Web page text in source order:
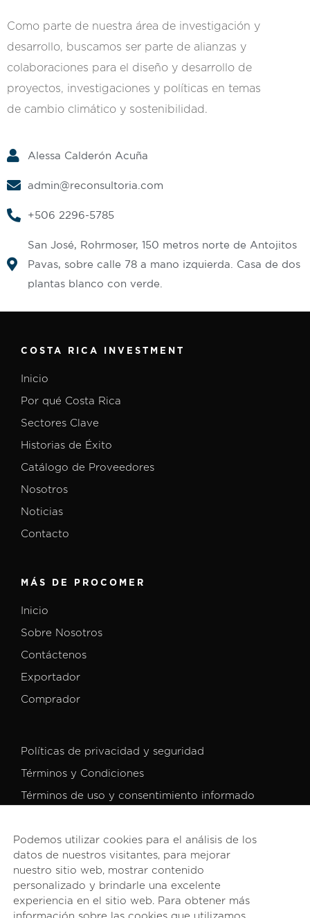
Como parte de nuestra área de investigación y
desarrollo, buscamos ser parte de alianzas y
colaboraciones para el diseño y desarrollo de
proyectos, investigaciones y políticas en temas
de cambio climático y sostenibilidad.
Alessa Calderón Acuña
admin@reconsultoria.com
+506 2296-5785
San José, Rohrmoser, 150 metros norte de Antojitos
Pavas, sobre calle 78 a mano izquierda. Casa de dos
plantas blanco con verde.
COSTA RICA INVESTMENT
Inicio
Por qué Costa Rica
Sectores Clave
Historias de Éxito
Catálogo de Proveedores
Nosotros
Noticias
Contacto
MÁS DE PROCOMER
Inicio
Sobre Nosotros
Contáctenos
Exportador
Comprador
Políticas de privacidad y seguridad
Términos y Condiciones
Términos de uso y consentimiento informado
© 2026 PROCOMER. Todos los derechos reservados.
Podemos utilizar cookies para el análisis de los
datos de nuestros visitantes, para mejorar
nuestro sitio web, mostrar contenido
personalizado y brindarle una excelente
experiencia en el sitio web. Para obtener más